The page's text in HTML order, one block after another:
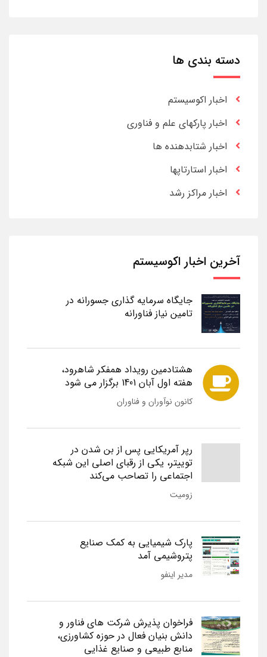
دسته بندی ها
اخبار اکوسیستم
اخبار پارکهای علم و فناوری
اخبار شتابدهنده ها
اخبار استارتاپها
اخبار مراکز رشد
آخرین اخبار اکوسیستم
جایگاه سرمایه گذاری جسورانه در
تامین نیاز فناورانه
هشتادمین رویداد همفکر شاهرود،
هفته اول آبان 1401 برگزار می شود
کانون نوآوران و فناوران
رپر آمریکایی پس از بن شدن در
توییتر، یکی از رقبای اصلی این شبکه
اجتماعی را تصاحب می‌کند
زومیت
پارک شیمیایی به کمک صنایع
پتروشیمی آمد
مدیر اینفو
فراخوان پذیرش شرکت های فناور و
دانش بنیان فعال در حوزه کشاورزی،
منابع طبیعی و صنایع غذایی